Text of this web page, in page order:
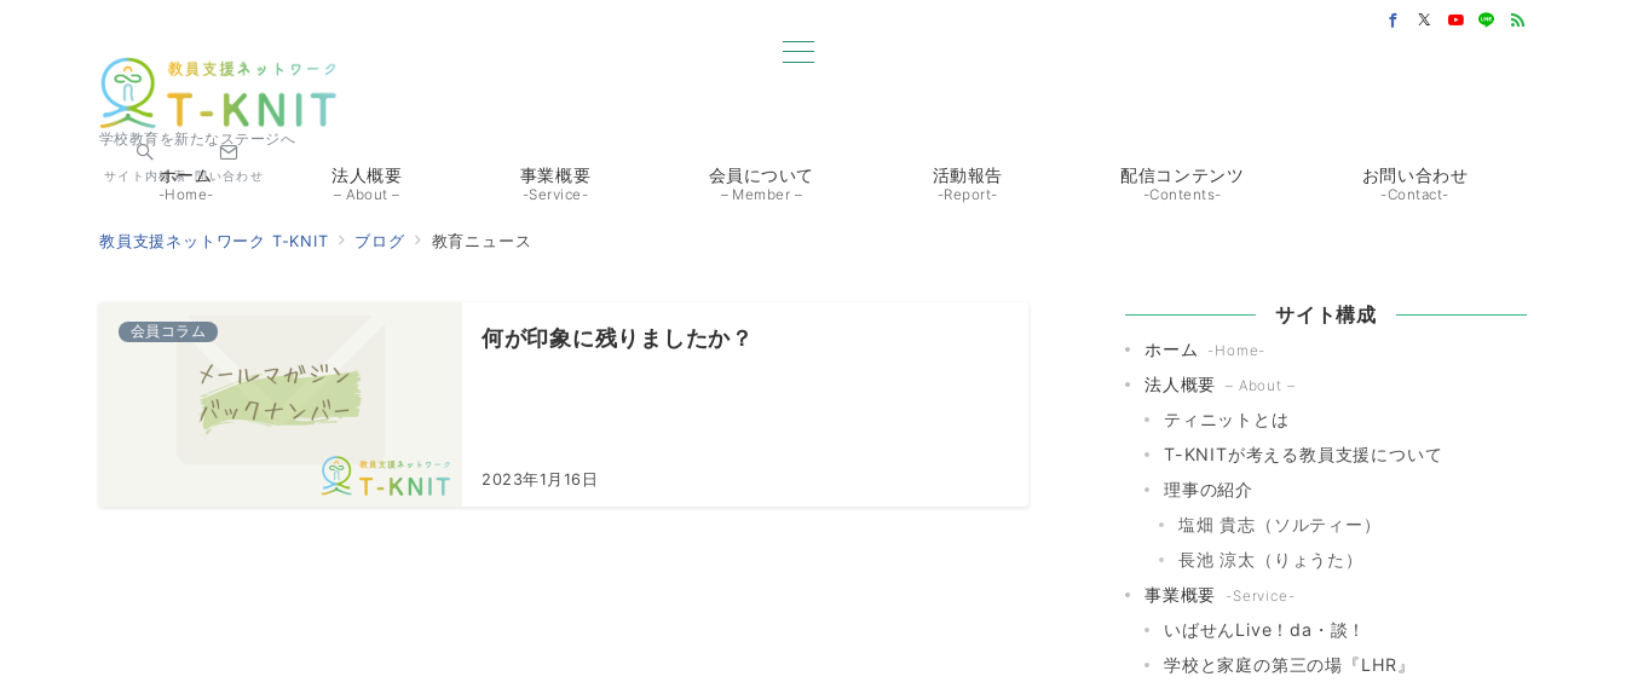
学校教育を新たなステージへ
サイト内検索 問い合わせ
ホーム
-Home-
法人概要
– About –
事業概要
-Service-
会員について
– Member –
活動報告
-Report-
配信コンテンツ
-Contents-
お問い合わせ
-Contact-
教員支援ネットワーク T-KNIT ブログ 教育ニュース
会員コラム 何が印象に残りましたか？
2023年1月16日
サイト構成
ホーム -Home-
法人概要 – About –
ティニットとは
T-KNITが考える教員支援について
理事の紹介
塩畑 貴志（ソルティー）
長池 涼太（りょうた）
事業概要
-Service-
いばせんLive！da・談！
学校と家庭の第三の場『LHR』